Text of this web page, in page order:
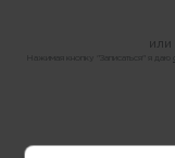
или
Нажимая кнопку "Записаться" я даю